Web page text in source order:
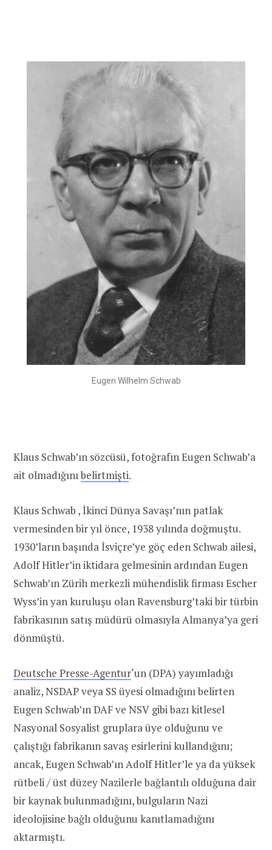
Eugen Wilhelm Schwab
Klaus Schwab’ın sözcüsü, fotoğrafın Eugen Schwab’a
ait olmadığınıbelirtmişti.
Klaus Schwab , İkinci Dünya Savaşı’nın patlak
vermesinden bir yıl önce, 1938 yılında doğmuştu.
1930’ların başında İsviçre’ye göç eden Schwab ailesi,
Adolf Hitler’in iktidara gelmesinin ardından Eugen
Schwab’ın Zürih merkezli mühendislik firması Escher
Wyss’in yan kuruluşu olan Ravensburg’taki bir türbin
fabrikasının satış müdürü olmasıyla Almanya’ya geri
dönmüştü.
Deutsche Presse-Agentur‘un (DPA) yayımladığı
analiz, NSDAP veya SS üyesi olmadığını belirten
Eugen Schwab’ın DAF ve NSV gibi bazı kitlesel
Nasyonal Sosyalist gruplara üye olduğunu ve
çalıştığı fabrikanın savaş esirlerini kullandığını;
ancak, Eugen Schwab’ın Adolf Hitler’le ya da yüksek
rütbeli / üst düzey Nazilerle bağlantılı olduğuna dair
bir kaynak bulunmadığını, bulguların Nazi
ideolojisine bağlı olduğunu kanıtlamadığını
aktarmıştı.